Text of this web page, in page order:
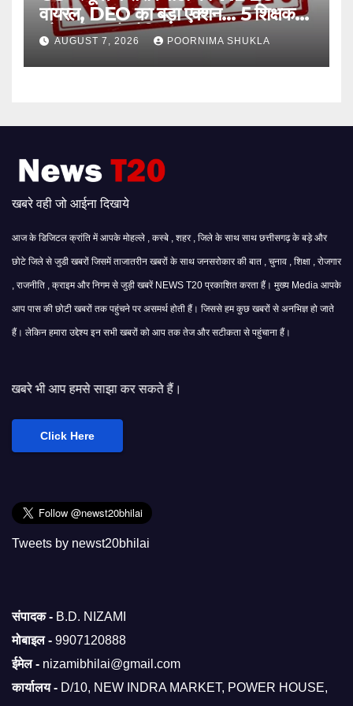
वायरल, DEO का बड़ा एक्शन… 5 शिक्षक
और स्वीपर को नोटिस…
AUGUST 7, 2026 POORNIMA SHUKLA
खबरे वही जो आईना दिखाये
आज के डिजिटल क्रांति में आपके मोहल्ले , कस्बे , शहर , जिले के साथ साथ छत्तीसगढ़ के बड़े और
छोटे जिले से जुडी खबरों जिसमें ताजातरीन खबरों के साथ जनसरोकार की बात , चुनाव , शिक्षा , रोजगार
, राजनीति , क्राइम और निगम से जुड़ी खबरें NEWS T20 प्रकाशित करता हैं। मुख्य Media आपके
आप पास की छोटी खबरों तक पहुंचने पर असमर्थ होती हैं। जिससे हम कुछ खबरों से अनभिज्ञ हो जाते
हैं। लेकिन हमारा उद्देश्य इन सभी खबरों को आप तक तेज और सटीकता से पहुंचाना हैं।
साझा कर सकते हैं।
Click Here
Tweets by newst20bhilai
संपादक - B.D. NIZAMI
मोबाइल - 9907120888
ईमेल - nizamibhilai@gmail.com
कार्यालय - D/10, NEW INDRA MARKET, POWER HOUSE,